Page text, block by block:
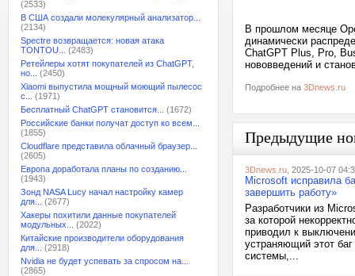
(2533)
В США создали молекулярный анализатор...
(2134)
Spectre возвращается: новая атака
TONTOU...
(2483)
Ретейлеры хотят покупателей из ChatGPT,
но...
(2450)
Xiaomi выпустила мощный моющий пылесос
с...
(1971)
Бесплатный ChatGPT становится...
(1672)
Российские банки получат доступ ко всем...
(1855)
Cloudflare представила облачный браузер...
(2605)
Европа доработала планы по созданию...
(1943)
Зонд NASA Lucy начал настройку камер
для...
(2677)
Хакеры похитили данные покупателей
модульных...
(2022)
Китайские производители оборудования
для...
(2918)
Nvidia не будет успевать за спросом на...
(2865)
В прошлом месяце
динамически
ChatGPT Plus, Pro,
нововведений и
Подробнее на 3Dnews.ru
Предыдущие
3Dnews.ru , 2025-10-07
Microsoft исправила
завершить работу»
Разработчики из
за которой
приводил к
устраняющий этот
системы,...